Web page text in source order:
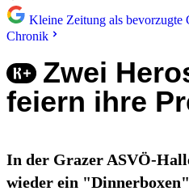
Kleine Zeitung als bevorzugte
Chronik
Zwei
feiern ihre
In der Grazer ASVÖ-
wieder ein